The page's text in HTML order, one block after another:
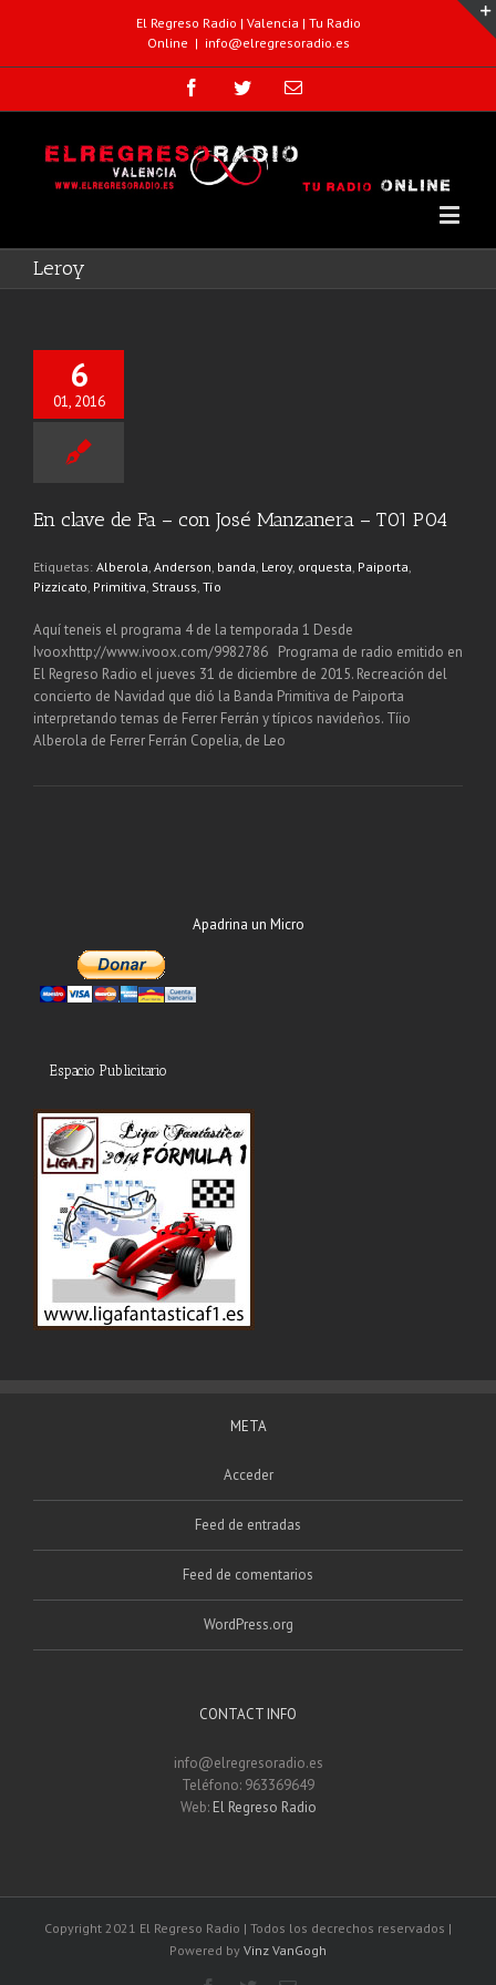
El Regreso Radio | Valencia | Tu Radio
Online | info@elregresoradio.es
Leroy
6
01, 2016
En clave de Fa – con José Manzanera – T01 P04
Etiquetas: Alberola Anderson banda Leroy, orquesta Paiporta
Pizzicato Primitiva Strauss Tío
Aquí teneis el programa 4 de la temporada 1 Desde
Ivooxhttp://www.ivoox.com/9982786 Programa de radio emitido en
El Regreso Radio el jueves 31 de diciembre de 2015. Recreación del
concierto de Navidad que dió la Banda Primitiva de Paiporta
interpretando temas de Ferrer Ferrán y típicos navideños. Tíio
Alberola de Ferrer Ferrán Copelia, de Leo
Apadrina un Micro
Espacio Publicitario
META
Acceder
Feed de entradas
Feed de comentarios
WordPress.org
CONTACT INFO
info@elregresoradio.es
Teléfono: 963369649
Web: El Regreso Radio
Copyright 2021 El Regreso Radio | Todos los decrechos reservados |
Powered by Vinz VanGogh